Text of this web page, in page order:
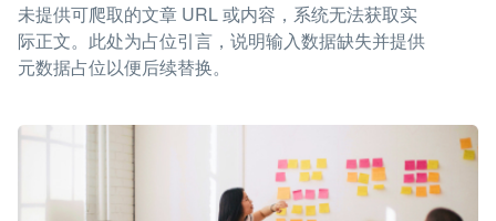
未提供可爬取的文章 URL 或内容，系统无法获取实
际正文。此处为占位引言，说明输入数据缺失并提供
元数据占位以便后续替换。